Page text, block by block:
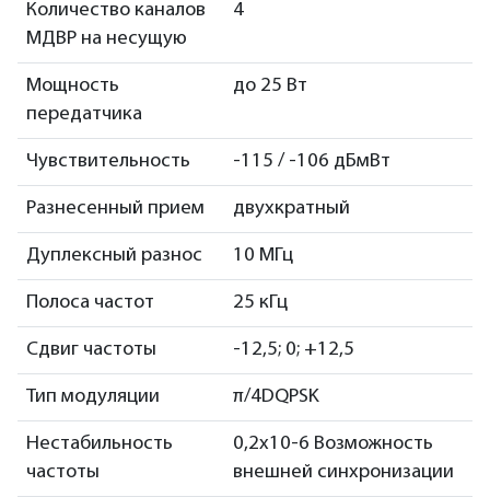
Количество каналов
МДВР на несущую
4
Мощность
передатчика
до 25 Вт
Чувствительность -115 / -106 дБмВт
Разнесенный прием двухкратный
Дуплексный разнос 10 МГц
Полоса частот 25 кГц
Сдвиг частоты -12,5; 0; +12,5
Тип модуляции π/4DQPSK
Нестабильность
частоты
0,2х10-6 Возможность
внешней синхронизации